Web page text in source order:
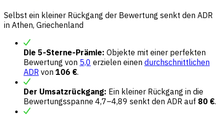
Selbst ein kleiner Rückgang der Bewertung senkt den ADR
in Athen, Griechenland
Die 5-Sterne-Prämie: Objekte mit einer perfekten
Bewertung von 5,0 erzielen einen durchschnittlichen
ADR von 106 €.
Der Umsatzrückgang: Ein kleiner Rückgang in die
Bewertungsspanne 4,7–4,89 senkt den ADR auf 80 €.